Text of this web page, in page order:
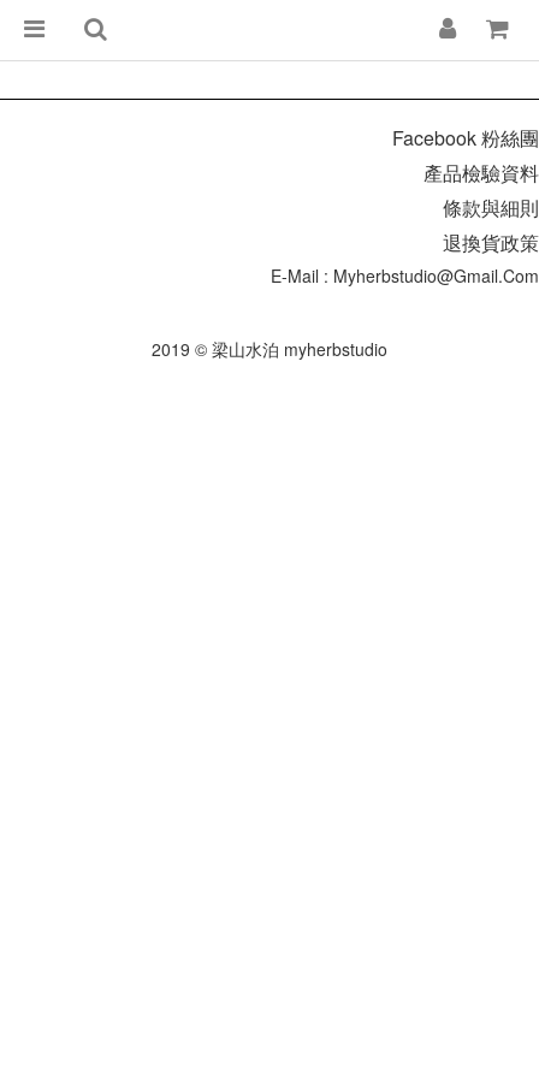
Facebook 粉絲團
產品檢驗資料
條款與細則
退換貨政策
E-Mail : Myherbstudio@gmail.com
2019 © 梁山水泊 myherbstudio